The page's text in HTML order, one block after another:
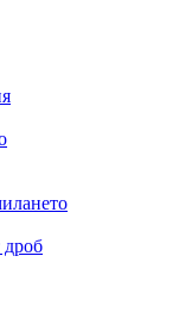
дроб